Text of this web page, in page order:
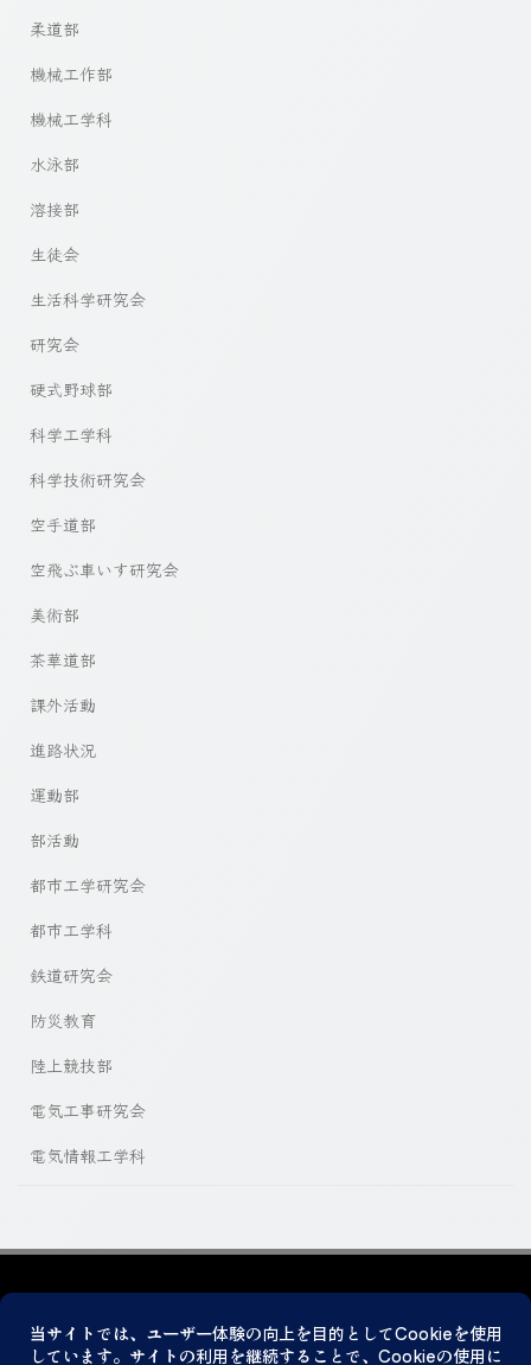
柔道部
機械工作部
機械工学科
水泳部
溶接部
生徒会
生活科学研究会
研究会
硬式野球部
科学工学科
科学技術研究会
空手道部
空飛ぶ車いす研究会
美術部
茶華道部
課外活動
進路状況
運動部
部活動
都市工学研究会
都市工学科
鉄道研究会
防災教育
陸上競技部
電気工事研究会
電気情報工学科